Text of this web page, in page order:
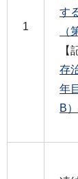
1
す
（
【
存
年
B）